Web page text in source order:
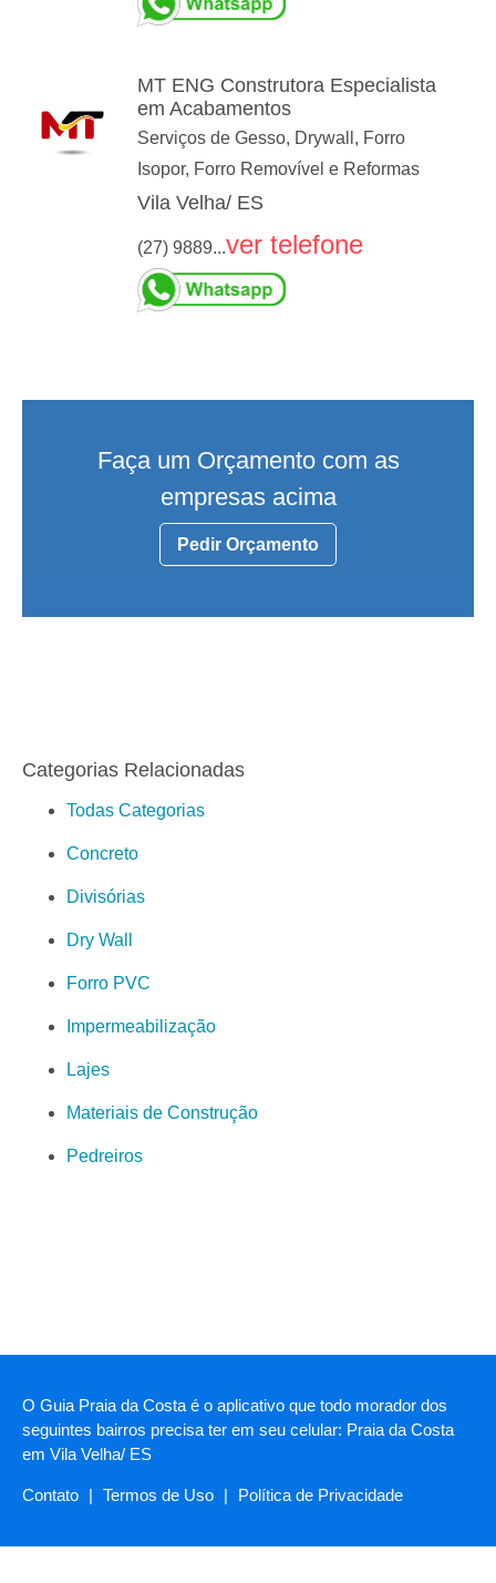
MT ENG Construtora Especialista
em Acabamentos
Serviços de Gesso, Drywall, Forro
Isopor, Forro Removível e Reformas
Vila Velha/ ES
(27) 9889...ver telefone
Faça um Orçamento com as
empresas acima
Pedir Orçamento
Categorias Relacionadas
Todas Categorias
Concreto
Divisórias
Dry Wall
Forro PVC
Impermeabilização
Lajes
Materiais de Construção
Pedreiros
O Guia Praia da Costa é o aplicativo que todo morador dos
seguintes bairros precisa ter em seu celular: Praia da Costa
em Vila Velha/ ES
Contato | Termos de Uso | Política de Privacidade